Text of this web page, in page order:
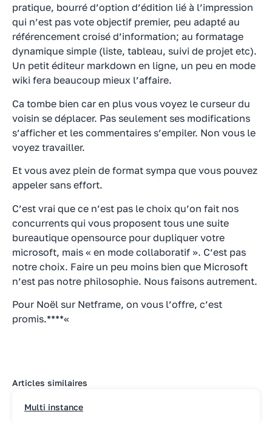
pratique, bourré d’option d’édition lié à l’impression
qui n’est pas vote objectif premier, peu adapté au
référencement croisé d’information; au formatage
dynamique simple (liste, tableau, suivi de projet etc).
Un petit éditeur markdown en ligne, un peu en mode
wiki fera beaucoup mieux l’affaire.
Ca tombe bien car en plus vous voyez le curseur du
voisin se déplacer. Pas seulement ses modifications
s’afficher et les commentaires s’empiler. Non vous le
voyez travailler.
Et vous avez plein de format sympa que vous pouvez
appeler sans effort.
C’est vrai que ce n’est pas le choix qu’on fait nos
concurrents qui vous proposent tous une suite
bureautique opensource pour dupliquer votre
microsoft, mais « en mode collaboratif ». C’est pas
notre choix. Faire un peu moins bien que Microsoft
n’est pas notre philosophie. Nous faisons autrement.
Pour Noël sur Netframe, on vous l’offre, c’est
promis.****«
Articles similaires
Multi instance